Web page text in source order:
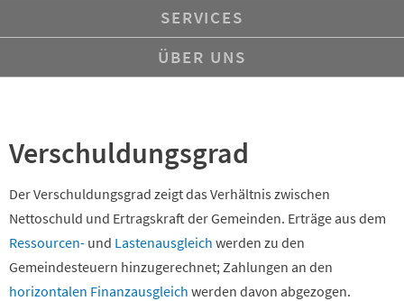
SERVICES
ÜBER UNS
Verschuldungsgrad
Der Verschuldungsgrad zeigt das Verhältnis zwischen
Nettoschuld und Ertragskraft der Gemeinden. Erträge aus dem
Ressourcen- und Lastenausgleich werden zu den
Gemeindesteuern hinzugerechnet; Zahlungen an den
horizontalen Finanzausgleich werden davon abgezogen.